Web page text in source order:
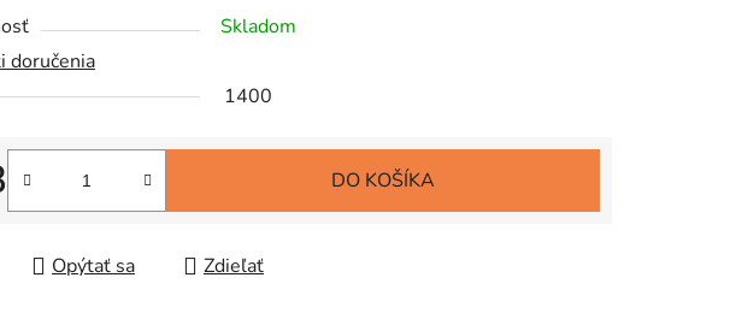
Skladom
doručenia
1400
cena:
DO KOŠÍKA
Opýtať sa Zdieľať